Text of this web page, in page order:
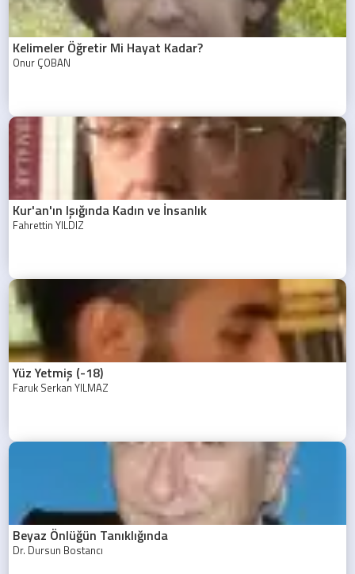
Kelimeler Öğretir Mi Hayat Kadar?
Onur ÇOBAN
Kur'an'ın Işığında Kadın ve İnsanlık
Fahrettin YILDIZ
Yüz Yetmiş (-18)
Faruk Serkan YILMAZ
Beyaz Önlüğün Tanıklığında
Dr. Dursun Bostancı